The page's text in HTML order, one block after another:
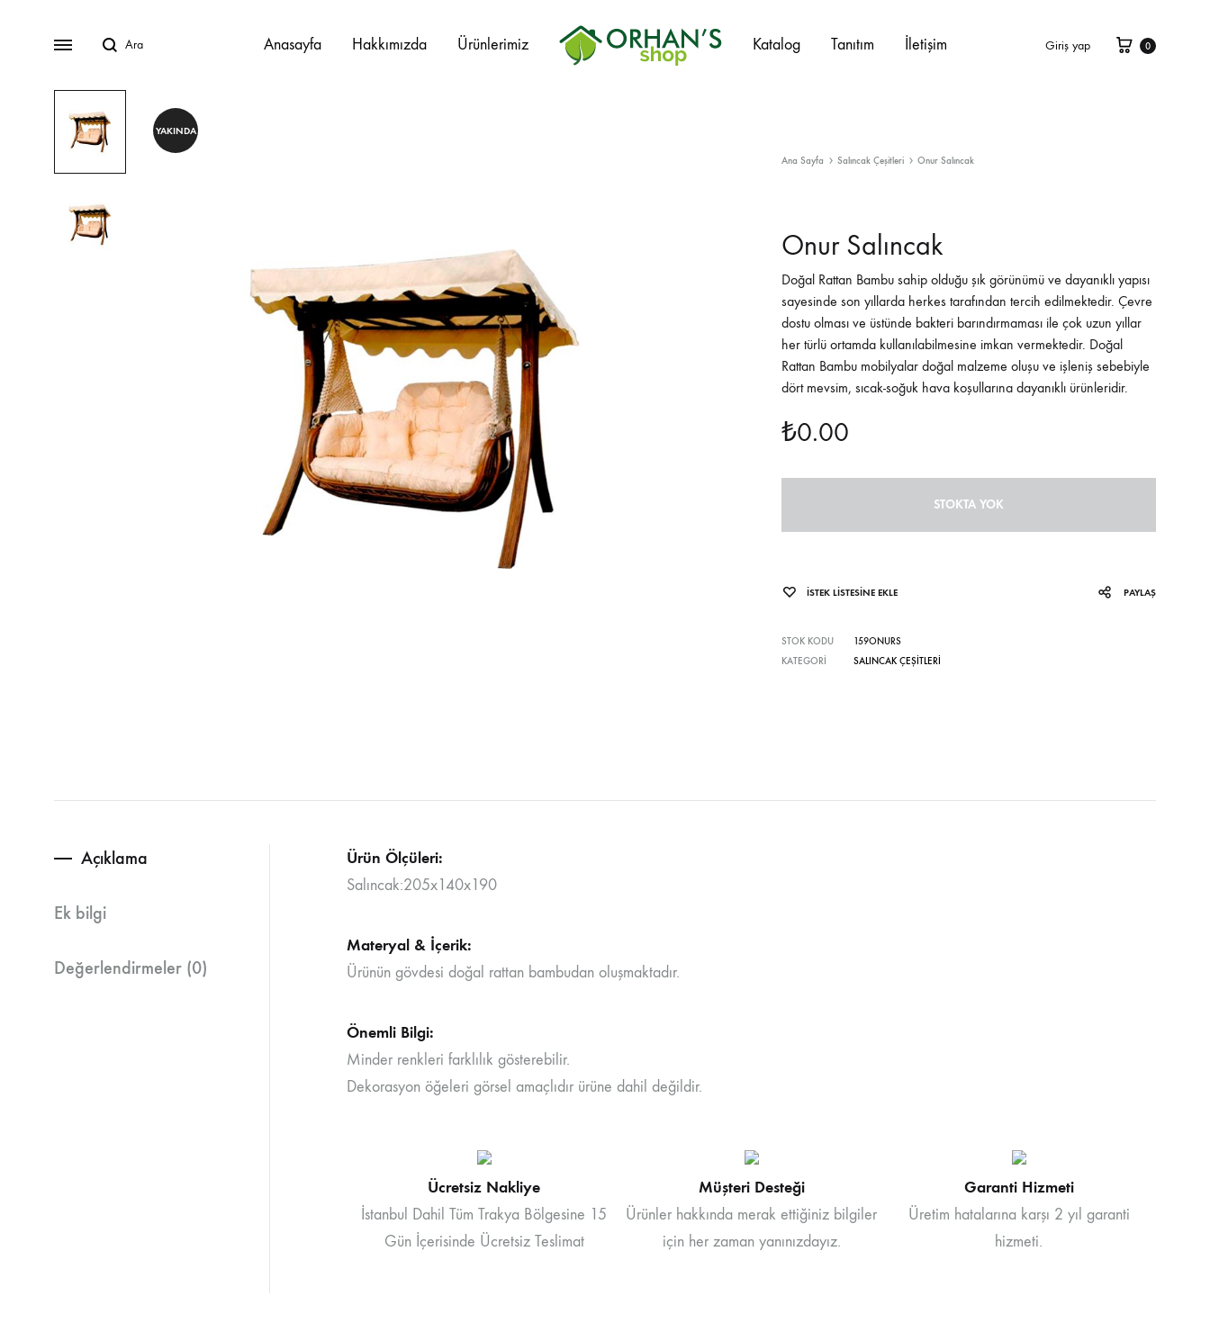
MenuAra
Paloma Oturma Grubu
Anasayfa Hakkımızda
Ürünlerimiz
Katalog Tanıtım İletişim Giriş yap Sepet
0
YAKINDA
Ana Sayfa Salıncak Çeşitleri Onur Salıncak
Onur Salıncak
Doğal Rattan Bambu sahip olduğu şık görünümü ve dayanıklı yapısı
sayesinde son yıllarda herkes tarafından tercih edilmektedir. Çevre
dostu olması ve üstünde bakteri barındırmaması ile çok uzun yıllar
her türlü ortamda kullanılabilmesine imkan vermektedir. Doğal
Rattan Bambu mobilyalar doğal malzeme oluşu ve işleniş sebebiyle
dört mevsim, sıcak-soğuk hava koşullarına dayanıklı ürünleridir.
₺0.00
STOKTA YOK
İSTEK LISTESINE EKLE PAYLAŞ
STOK KODU
159ONURS
KATEGORI
SALINCAK ÇEŞITLERI
Açıklama
Ek bilgi
Değerlendirmeler (0)
Ürün Ölçüleri:
Salıncak:205x140x190
Materyal & İçerik:
Ürünün gövdesi doğal rattan bambudan oluşmaktadır.
Önemli Bilgi:
Minder renkleri farklılık gösterebilir.
Dekorasyon öğeleri görsel amaçlıdır ürüne dahil değildir.
Ücretsiz Nakliye
İstanbul Dahil Tüm Trakya Bölgesine 15
Gün İçerisinde Ücretsiz Teslimat
Müşteri Desteği
Ürünler hakkında merak ettiğiniz bilgiler
için her zaman yanınızdayız.
Garanti Hizmeti
Üretim hatalarına karşı 2 yıl garanti
hizmeti.